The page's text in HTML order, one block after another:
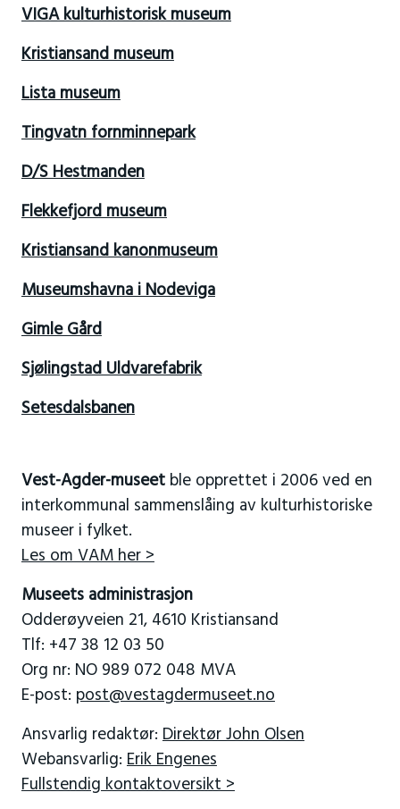
VIGA kulturhistorisk museum
Kristiansand museum
Lista museum
Tingvatn fornminnepark
D/S Hestmanden
Flekkefjord museum
Kristiansand kanonmuseum
Museumshavna i Nodeviga
Gimle Gård
Sjølingstad Uldvarefabrik
Setesdalsbanen
Vest-Agder-museetble opprettet i 2006 ved en
interkommunal sammenslåing av kulturhistoriske
museer i fylket.
Les om VAM her >
Museets administrasjon
Odderøyveien 21, 4610 Kristiansand
Tlf: +47 38 12 03 50
Org nr: NO 989 072 048 MVA
E-post: post@vestagdermuseet.no
Ansvarlig redaktør: Direktør John Olsen
Webansvarlig: Erik Engenes
Fullstendig kontaktoversikt >